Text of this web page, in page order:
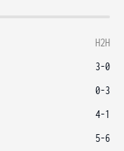
H2H
3-0
0-3
4-1
5-6